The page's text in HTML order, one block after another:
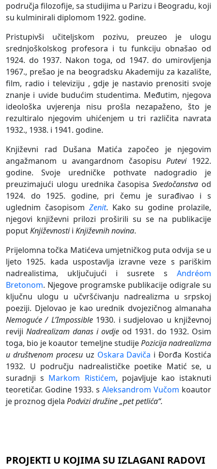
područja filozofije, sa studijima u Parizu i Beogradu, koji
su kulminirali diplomom 1922. godine.
Pristupivši učiteljskom pozivu, preuzeo je ulogu
srednjoškolskog profesora i tu funkciju obnašao od
1924. do 1937. Nakon toga, od 1947. do umirovljenja
1967., prešao je na beogradsku Akademiju za kazalište,
film, radio i televiziju , gdje je nastavio prenositi svoje
znanje i uvide budućim studentima. Međutim, njegova
ideološka uvjerenja nisu prošla nezapaženo, što je
rezultiralo njegovim uhićenjem u tri različita navrata
1932., 1938. i 1941. godine.
Književni rad Dušana Matića započeo je njegovim
angažmanom u avangardnom časopisuPutevi1922.
godine. Svoje uredničke pothvate nadogradio je
preuzimajući ulogu urednika časopisaSvedočanstva od
1924. do 1925. godine, pri čemu je surađivao i s
uglednim časopisom Zenit. Kako su godine prolazile,
njegovi književni prilozi proširili su se na publikacije
poputKnjiževnostii Književnih novina.
Prijelomna točka Matićeva umjetničkog puta odvija se u
ljeto 1925. kada uspostavlja izravne veze s pariškim
nadrealistima, uključujući i susrete s Andréom
Bretonom. Njegove programske publikacije odigrale su
ključnu ulogu u učvršćivanju nadrealizma u srpskoj
poeziji. Djelovao je kao urednik dvojezičnog almanaha
Nemoguće / L’Impossible1930. i sudjelovao u književnoj
reviji Nadrealizam danas i ovdje od 1931. do 1932. Osim
toga, bio je koautor temeljne studijePozicija nadrealizma
u društvenom procesuuz Oskara Daviča i Đorđa Kostića
1932. U području nadrealističke poetike Matić se, u
suradnji s Markom Ristićem, pojavljuje kao istaknuti
teoretičar. Godine 1933. s Aleksandrom Vučom koautor
je proznog djela Podvizi družine „pet petlića“.
PROJEKTI U KOJIMA SU IZLAGANI RADOVI